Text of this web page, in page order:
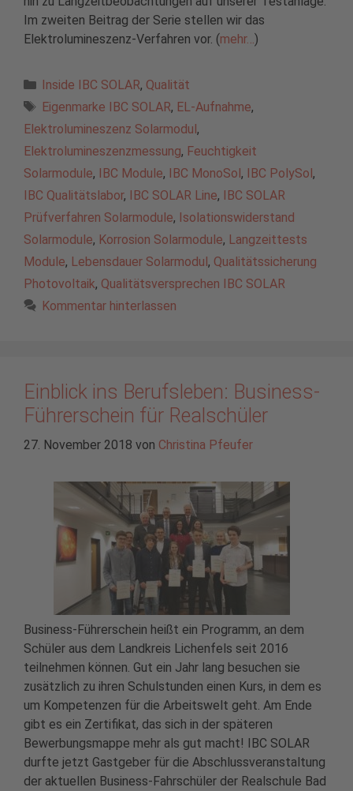
Im zweiten Beitrag der Serie stellen wir das
Elektrolumineszenz-Verfahren vor. (mehr…)
Kategorien
Inside IBC SOLAR, Qualität
Schlagwörter
Eigenmarke IBC SOLAR, EL-Aufnahme,
Elektrolumineszenz Solarmodul ,
Elektrolumineszenzmessung, Feuchtigkeit
Solarmodule, IBC Module, IBC MonoSol , IBC PolySol ,
IBC Qualitätslabor, IBC SOLAR Line,
IBC SOLAR
Prüfverfahren Solarmodule, Isolationswiderstand
Solarmodule, Korrosion Solarmodule, Langzeittests
Module, Lebensdauer Solarmodul , Qualitätssicherung
Photovoltaik, Qualitätsversprechen IBC SOLAR
Kommentar hinterlassen
Einblick ins Berufsleben: Business-
Führerschein für Realschüler
27. November 2018 von Christina Pfeufer
Business-Führerschein heißt ein Programm, an dem
Schüler aus dem Landkreis Lichenfels seit 2016
teilnehmen können. Gut ein Jahr lang besuchen sie
zusätzlich zu ihren Schulstunden einen Kurs, in dem es
um Kompetenzen für die Arbeitswelt geht. Am Ende
gibt es ein Zertifikat, das sich in der späteren
Bewerbungsmappe mehr als gut macht! IBC SOLAR
durfte jetzt Gastgeber für die Abschlussveranstaltung
der aktuellen Business-Fahrschüler der Realschule Bad